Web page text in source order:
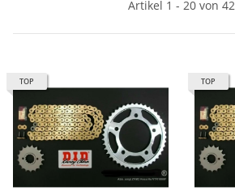
Artikel 1 - 20 von 42
TOP TOP